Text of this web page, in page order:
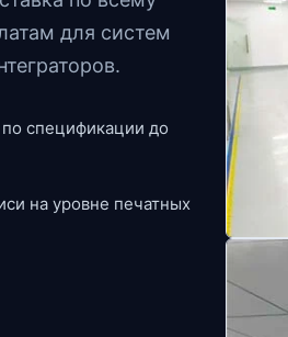
для систем
спецификации до
на уровне печатных